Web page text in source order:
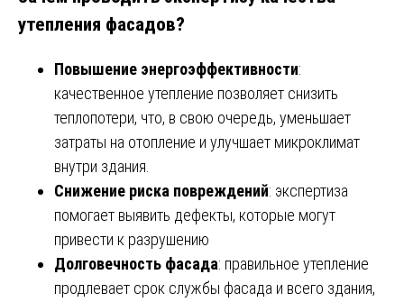
утепления фасадов?
Повышение энергоэффективности:
качественное утепление позволяет снизить
теплопотери, что, в свою очередь, уменьшает
затраты на отопление и улучшает микроклимат
внутри здания.
Снижение риска повреждений: экспертиза
помогает выявить дефекты, которые могут
привести к разрушению
Долговечность фасада: правильное утепление
продлевает срок службы фасада и всего здания,